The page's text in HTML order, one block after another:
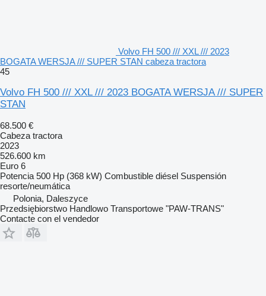
Volvo FH 500 /// XXL /// 2023
BOGATA WERSJA /// SUPER STAN cabeza tractora
45
Volvo FH 500 /// XXL /// 2023 BOGATA WERSJA /// SUPER
STAN
68.500 €
Cabeza tractora
2023
526.600 km
Euro 6
Potencia 500 Hp (368 kW) Combustible diésel Suspensión
resorte/neumática
Polonia, Daleszyce
Przedsiębiorstwo Handlowo Transportowe "PAW-TRANS"
Contacte con el vendedor